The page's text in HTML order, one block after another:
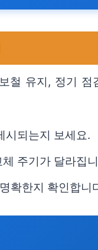
철 유지, 정기
시되는지 보세요.
주기가 달라집
확한지 확인합니